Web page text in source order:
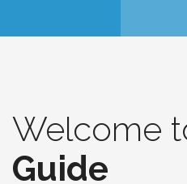
Welcome
Guide